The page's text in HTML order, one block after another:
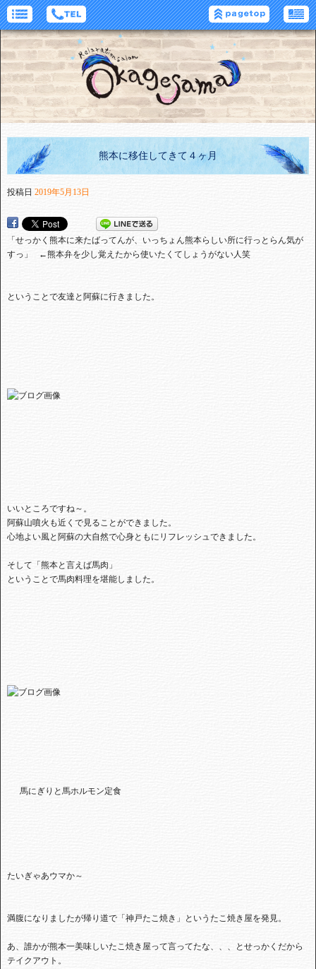
熊本に移住してきて４ヶ月
投稿日 2019年5月13日
「せっかく熊本に来たばってんが、いっちょん熊本らしい所に行っとらん気が
すっ」 ←熊本弁を少し覚えたから使いたくてしょうがない人笑
ということで友達と阿蘇に行きました。
いいところですね～。
阿蘇山噴火も近くで見ることができました。
心地よい風と阿蘇の大自然で心身ともにリフレッシュできました。
そして「熊本と言えば馬肉」
ということで馬肉料理を堪能しました。
馬にぎりと馬ホルモン定食
たいぎゃあウマか～
満腹になりましたが帰り道で「神戸たこ焼き」というたこ焼き屋を発見。
あ、誰かが熊本一美味しいたこ焼き屋って言ってたな、、、とせっかくだから
テイクアウト。